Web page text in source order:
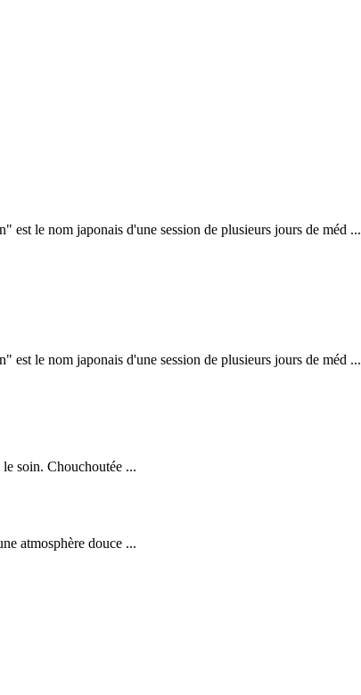
est le nom japonais d'une session de plusieurs jours de méd ...
est le nom japonais d'une session de plusieurs jours de méd ...
le soin. Chouchoutée ...
atmosphère douce ...